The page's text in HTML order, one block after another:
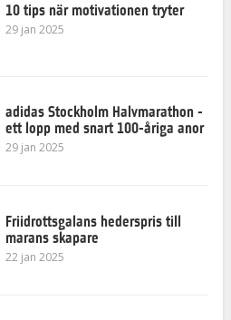
10 tips när motivationen tryter
29 jan 2025
adidas Stockholm Halvmarathon -
ett lopp med snart 100-åriga anor
29 jan 2025
Friidrottsgalans hederspris till
marans skapare
22 jan 2025